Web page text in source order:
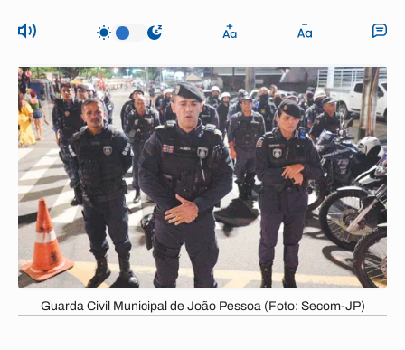
Guarda Civil Municipal de João Pessoa (Foto: Secom-JP)